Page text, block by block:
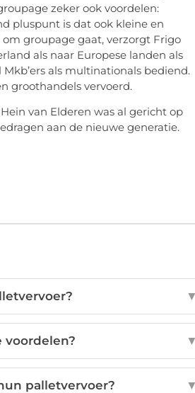
zeker ook voordelen:
pluspunt is dat ook kleine en
groupage gaat, verzorgt Frigo
als naar Europese landen als
als multinationals bediend.
groothandels vervoerd.
van Elderen was al gericht op
aan de nieuwe generatie.
▼
voordelen? ▼
palletvervoer? ▼